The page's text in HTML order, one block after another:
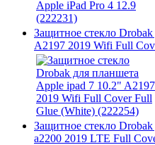
Защитное стекло
A2197 2019 Wifi Full
Защитное стекло
a2200 2019 LTE Full